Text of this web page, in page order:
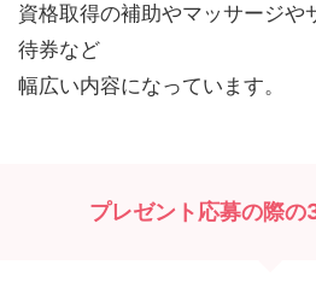
資格取得の補助やマッサージや
待券など
幅広い内容になっています。
プレゼント応募の際の